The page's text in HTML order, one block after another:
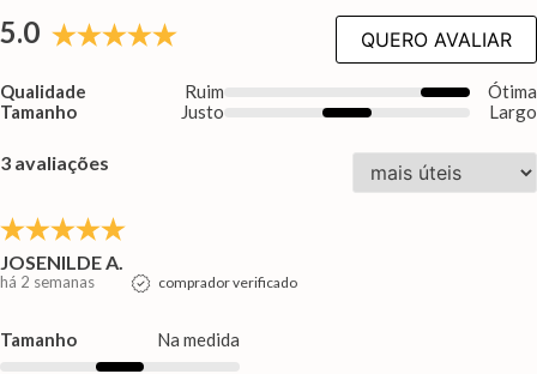
5.0
Qualidade Ruim
Ótima
Tamanho
Justo Largo
QUERO AVALIAR
3 avaliações
JOSENILDE A.
há 2 semanas comprador verificado
Tamanho Na medida